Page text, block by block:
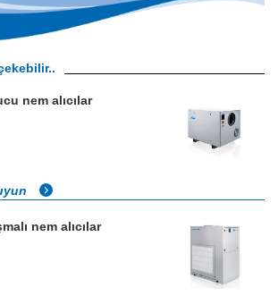
nem alıcılar
nem alıcılar